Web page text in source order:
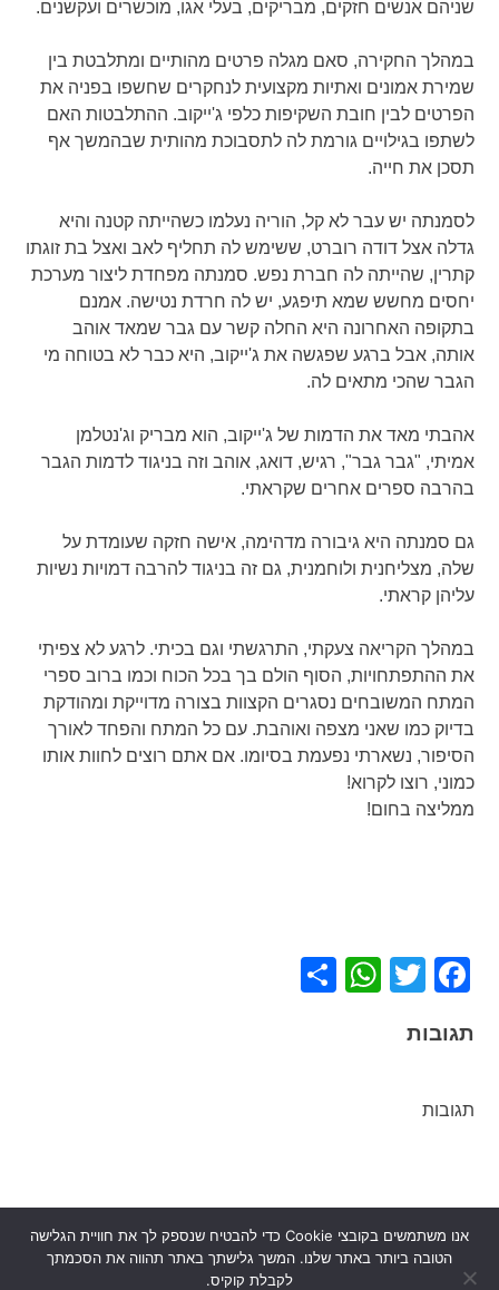
שניהם אנשים חזקים, מבריקים, בעלי אגו, מוכשרים ועקשנים.
במהלך החקירה, סאם מגלה פרטים מהותיים ומתלבטת בין
שמירת אמונים ואתיות מקצועית לנחקרים שחשפו בפניה את
הפרטים לבין חובת השקיפות כלפי ג'ייקוב. ההתלבטות האם
לשתפו בגילויים גורמת לה לתסבוכת מהותית שבהמשך אף
תסכן את חייה.
לסמנתה יש עבר לא קל, הוריה נעלמו כשהייתה קטנה והיא
גדלה אצל דודה רוברט, ששימש לה תחליף לאב ואצל בת זוגתו
קתרין, שהייתה לה חברת נפש. סמנתה מפחדת ליצור מערכת
יחסים מחשש שמא תיפגע, יש לה חרדת נטישה. אמנם
בתקופה האחרונה היא החלה קשר עם גבר שמאד אוהב
אותה, אבל ברגע שפגשה את ג'ייקוב, היא כבר לא בטוחה מי
הגבר שהכי מתאים לה.
אהבתי מאד את הדמות של ג'ייקוב, הוא מבריק וג'נטלמן
אמיתי, "גבר גבר", רגיש, דואג, אוהב וזה בניגוד לדמות הגבר
בהרבה ספרים אחרים שקראתי.
גם סמנתה היא גיבורה מדהימה, אישה חזקה שעומדת על
שלה, מצליחנית ולוחמנית, גם זה בניגוד להרבה דמויות נשיות
עליהן קראתי.
במהלך הקריאה צעקתי, התרגשתי וגם בכיתי. לרגע לא צפיתי
את ההתפתחויות, הסוף הולם בך בכל הכוח וכמו ברוב ספרי
המתח המשובחים נסגרים הקצוות בצורה מדוייקת ומהודקת
בדיוק כמו שאני מצפה ואוהבת. עם כל המתח והפחד לאורך
הסיפור, נשארתי נפעמת בסיומו. אם אתם רוצים לחוות אותו
כמוני, רוצו לקרוא!
ממליצה בחום!
Facebook
Twitter
WhatsApp
תגובות
תגובות
יותר מדי
אנו משתמשים בקובצי Cookie כדי להבטיח שנספק לך את חוויית הגלישה
הטובה ביותר באתר שלנו. המשך גלישתך באתר תהווה את הסכמתך
לקבלת קוקיס.